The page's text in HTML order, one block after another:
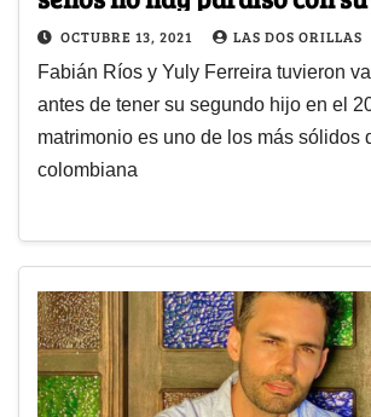
OCTUBRE 13, 2021 LAS DOS ORILLAS
Fabián Ríos y Yuly Ferreira tuvieron
antes de tener su segundo hijo en el
matrimonio es uno de los más sólidos
colombiana